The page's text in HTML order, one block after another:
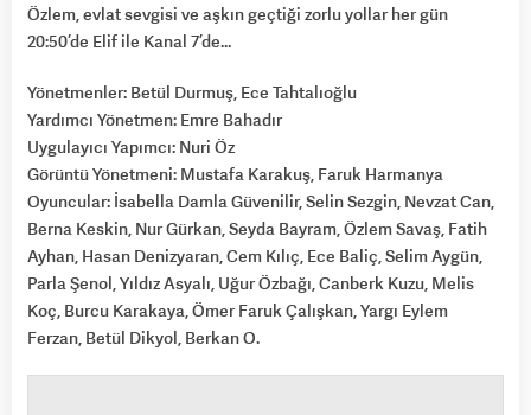
Özlem, evlat sevgisi ve aşkın geçtiği zorlu yollar her gün
20:50’de Elif ile Kanal 7’de…
Yönetmenler: Betül Durmuş, Ece Tahtalıoğlu
Yardımcı Yönetmen: Emre Bahadır
Uygulayıcı Yapımcı: Nuri Öz
Görüntü Yönetmeni: Mustafa Karakuş, Faruk Harmanya
Oyuncular: İsabella Damla Güvenilir, Selin Sezgin, Nevzat Can,
Berna Keskin, Nur Gürkan, Seyda Bayram, Özlem Savaş, Fatih
Ayhan, Hasan Denizyaran, Cem Kılıç, Ece Baliç, Selim Aygün,
Parla Şenol, Yıldız Asyalı, Uğur Özbağı, Canberk Kuzu, Melis
Koç, Burcu Karakaya, Ömer Faruk Çalışkan, Yargı Eylem
Ferzan, Betül Dikyol, Berkan O.